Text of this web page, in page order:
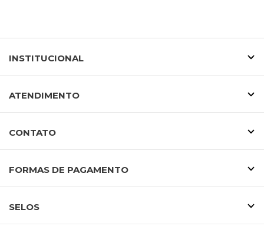
INSTITUCIONAL
ATENDIMENTO
CONTATO
FORMAS DE PAGAMENTO
SELOS